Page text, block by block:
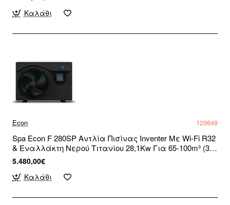
Καλάθι
Econ 129848
Spa Econ F 280SP Αντλία Πισίνας Inventer Με Wi-Fi R32
& Εναλλάκτη Νερού Τιτανίου 28,1Kw Για 65-100m³ (3
άτοκες δόσεις)
5.480,00€
Καλάθι